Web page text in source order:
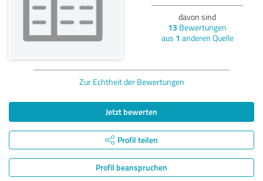
davon sind
13 Bewertungen
aus 1 anderen Quelle
Zur Echtheit der Bewertungen
Jetzt bewerten
Profil teilen
Profil beanspruchen